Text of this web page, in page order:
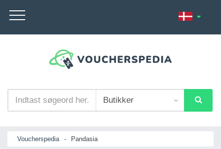
Voucherspedia - Pandasia